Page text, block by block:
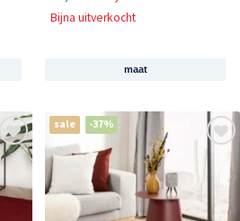
Bijna uitverkocht
maat
sale -37%